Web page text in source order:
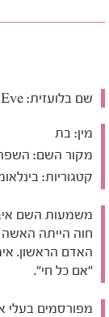
שם בלועזית:
מין: בת
מקור השם:
קטגוריות:
משמעות השם
חוה הייתה האשה
האדם הראשון.
"אם כל חי".
מפורסמים בעלי